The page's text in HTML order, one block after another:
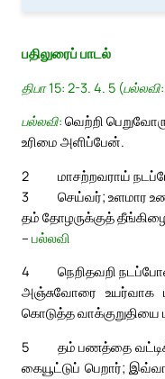
பதிலுரைப் பாடல்
திபா 15: 2-3. 4. 5
பல்லவி: வெற்றி
உரிமை அளிப்பேன்.
2
மாசற்றவராய்
செய்வர்; உளமார
3
தம் தோழருக்குத்
– பல்லவி
4
நெறிதவறி
அஞ்சுவோரை உயர்வாக
கொடுத்த வாக்குறுதியை
5
தம் பணத்தை
கையூட்டுப் பெறார்;